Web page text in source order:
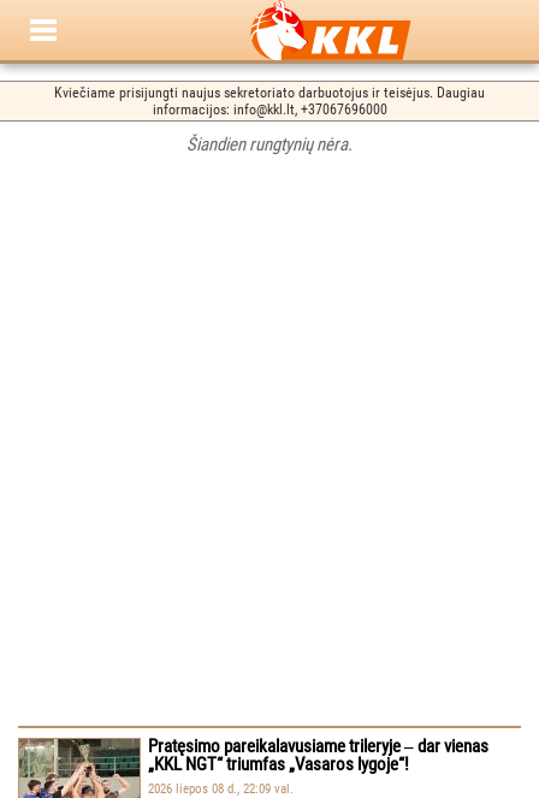
Kviečiame prisijungti naujus sekretoriato darbuotojus ir teisėjus. Daugiau
informacijos: info@kkl.lt, +37067696000
Šiandien rungtynių nėra.
Pratęsimo pareikalavusiame trileryje ‒ dar vienas
„KKL NGT“ triumfas „Vasaros lygoje“!
2026 liepos 08 d., 22:09 val.